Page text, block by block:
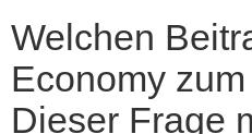
Welchen
Economy
Dieser Frage